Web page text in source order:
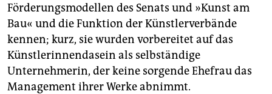
Förderungsmodellen des Senats und »Kunst am
Bau« und die Funktion der Künstlerverbände
kennen; kurz, sie wurden vorbereitet auf das
Künstlerinnendasein als selbständige
Unternehmerin, der keine sorgende Ehefrau das
Management ihrer Werke abnimmt.